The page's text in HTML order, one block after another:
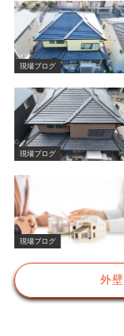
現場ブログ
現場ブログ
現場ブログ
外